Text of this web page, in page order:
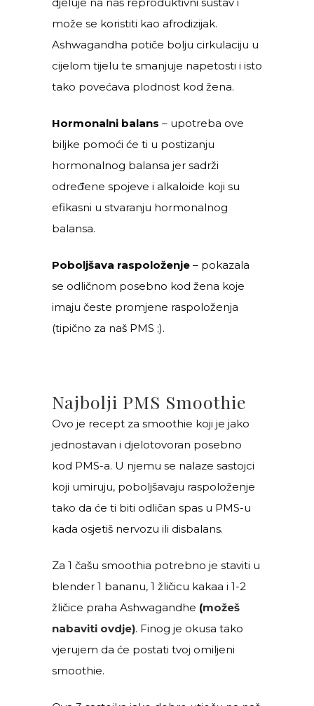
može se koristiti kao afrodizijak.
Ashwagandha potiče bolju cirkulaciju u
cijelom tijelu te smanjuje napetosti i isto
tako povećava plodnost kod žena.
Hormonalni balans – upotreba ove
biljke pomoći će ti u postizanju
hormonalnog balansa jer sadrži
određene spojeve i alkaloide koji su
efikasni u stvaranju hormonalnog
balansa.
Poboljšava raspoloženje – pokazala
se odličnom posebno kod žena koje
imaju česte promjene raspoloženja
(tipično za naš PMS ;).
Najbolji PMS Smoothie
Ovo je recept za smoothie koji je jako
jednostavan i djelotovoran posebno
kod PMS-a. U njemu se nalaze sastojci
koji umiruju, poboljšavaju raspoloženje
tako da će ti biti odličan spas u PMS-u
kada osjetiš nervozu ili disbalans.
Za 1 čašu smoothia potrebno je staviti u
blender 1 bananu, 1 žličicu kakaa i 1-2
žličice praha Ashwagandhe (možeš
nabaviti ovdje). Finog je okusa tako
vjerujem da će postati tvoj omiljeni
smoothie.